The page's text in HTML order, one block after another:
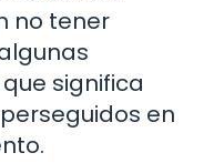
no tener
significa
en